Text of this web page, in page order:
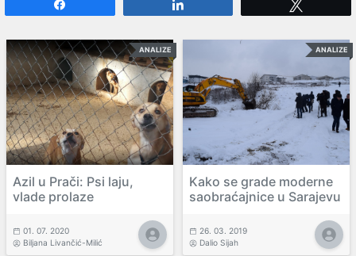
ANALIZE
Azil u Prači: Psi laju,
vlade prolaze
01. 07. 2020
Biljana Livančić-Milić
ANALIZE
Kako se grade moderne
saobraćajnice u Sarajevu
26. 03. 2019
Dalio Sijah